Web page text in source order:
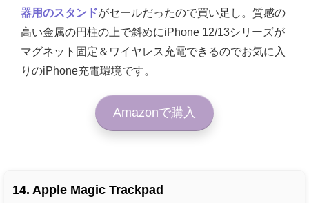
器用のスタンドがセールだったので買い足し。質感の
高い金属の円柱の上で斜めにiPhone 12/13シリーズが
マグネット固定＆ワイヤレス充電できるのでお気に入
りのiPhone充電環境です。
Amazonで購入
14. Apple Magic Trackpad